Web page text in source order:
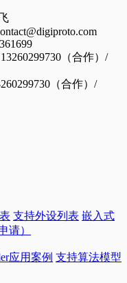
（合作）/
支持外设列表 嵌入式
请）
应用案例 支持算法模型